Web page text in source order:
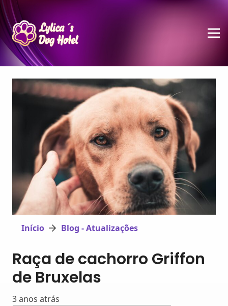
Início Blog - Atualizações
Raça de cachorro Griffon
de Bruxelas
3 anos atrás